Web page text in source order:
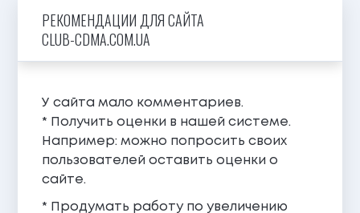
РЕКОМЕНДАЦИИ ДЛЯ САЙТА
CLUB-CDMA.COM.UA
У сайта мало комментариев.
* Получить оценки в нашей системе.
Например: можно попросить своих
пользователей оставить оценки о
сайте.
* Продумать работу по увеличению